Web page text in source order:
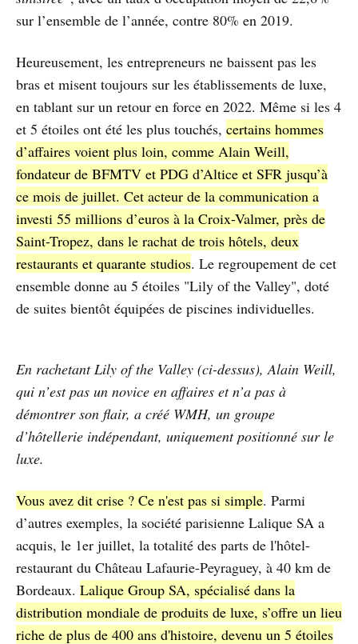
sur l’ensemble de l’année, contre 80% en 2019.
Heureusement, les entrepreneurs ne baissent pas les
bras et misent toujours sur les établissements de luxe,
en tablant sur un retour en force en 2022. Même si les 4
et 5 étoiles ont été les plus touchés, certains hommes
d’affaires voient plus loin, comme Alain Weill,
fondateur de BFMTV et PDG d’Altice et SFR jusqu’à
ce mois de juillet. Cet acteur de la communication a
investi 55 millions d’euros à la Croix-Valmer, près de
Saint-Tropez, dans le rachat de trois hôtels, deux
restaurants et quarante studios. Le regroupement de cet
ensemble donne au 5 étoiles "Lily of the Valley", doté
de suites bientôt équipées de piscines individuelles.
En rachetant Lily of the Valley (ci-dessus), Alain Weill,
qui n’est pas un novice en affaires et n’a pas à
démontrer son flair, a créé WMH, un groupe
d’hôtellerie indépendant, uniquement positionné sur le
luxe.
Vous avez dit crise ? Ce n'est pas si simple. Parmi
d’autres exemples, la société parisienne Lalique SA a
acquis, le 1er juillet, la totalité des parts de l'hôtel-
restaurant du Château Lafaurie-Peyraguey, à 40 km de
Bordeaux. Lalique Group SA, spécialisé dans la
distribution mondiale de produits de luxe, s’offre un lieu
riche de plus de 400 ans d'histoire, devenu un 5 étoiles